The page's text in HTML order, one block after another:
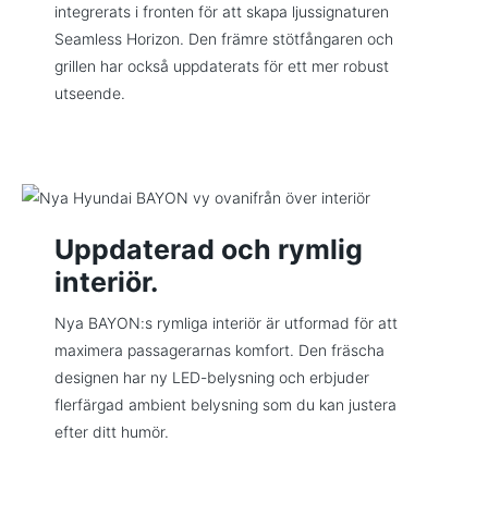
integrerats i fronten för att skapa ljussignaturen
Seamless Horizon. Den främre stötfångaren och
grillen har också uppdaterats för ett mer robust
utseende.
Uppdaterad och rymlig
interiör.
Nya BAYON:s rymliga interiör är utformad för att
maximera passagerarnas komfort. Den fräscha
designen har ny LED-belysning och erbjuder
flerfärgad ambient belysning som du kan justera
efter ditt humör.